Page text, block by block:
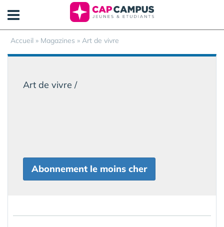
Accueil » Magazines » Art de vivre
Art de vivre /
Abonnement le moins cher
Panneau de gestion des cookies